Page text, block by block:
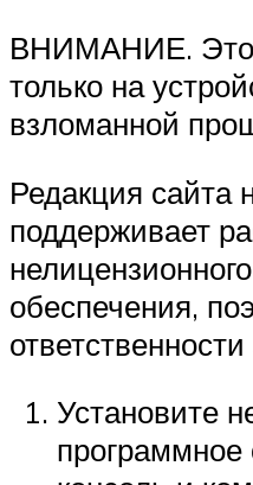
ВНИМАНИЕ.
только на
взломанной
Редакция сайта
поддерживает
обеспечения,
Установите
программное